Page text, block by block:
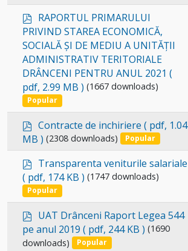
Select
item
p
d
f
RAPORTUL PRIMARULUI
PRIVIND STAREA ECONOMICĂ,
SOCIALĂ ȘI DE MEDIU A UNITĂȚII
ADMINISTRATIV TERITORIALE
DRÂNCENI PENTRU ANUL 2021 (
pdf, 2.99 MB ) (1667 downloads)
Popular
Select
item
p
d
f
Contracte de inchiriere ( pdf, 1.04
MB ) (2308 downloads) Popular
Select
p
d
f
Transparenta veniturile salariale
( pdf, 174 KB ) (1747 downloads)
Popular
Select
an
p
d
f
UAT Drânceni Raport Legea 544
pe anul 2019 ( pdf, 244 KB ) (1690
downloads)
Popular